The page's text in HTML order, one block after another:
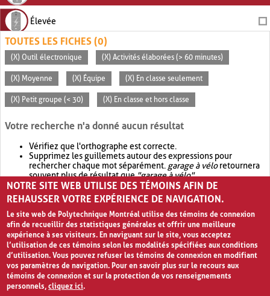
Élevée
TOUTES LES FICHES (0)
(X) Outil électronique (X) Activités élaborées (> 60 minutes)
(X) Moyenne (X) Équipe (X) En classe seulement
(X) Petit groupe (< 30) (X) En classe et hors classe
Votre recherche n'a donné aucun résultat
Vérifiez que l'orthographe est correcte.
Supprimez les guillemets autour des expressions pour
rechercher chaque mot séparément. garage à véloretournera
souvent plus de résultat que"garage à vélo".
Envisagez d'élargir votre recherche avec OR.garage OR vélo
retournera souvent plus de résultat quegarage à vélo
NOTRE SITE WEB UTILISE DES TÉMOINS AFIN DE
REHAUSSER VOTRE EXPÉRIENCE DE NAVIGATION.
Le site web de Polytechnique Montréal utilise des témoins de connexion
afin de recueillir des statistiques générales et offrir une meilleure
expérience à ses visiteurs. En naviguant sur le site, vous acceptez
l’utilisation de ces témoins selon les modalités spécifiées aux conditions
d’utilisation. Vous pouvez refuser les témoins de connexion en modifiant
vos paramètres de navigation. Pour en savoir plus sur le recours aux
témoins de connexion et sur la protection de vos renseignements
personnels,cliquez ici.